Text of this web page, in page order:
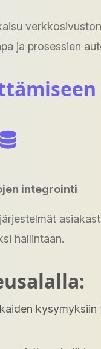
ja prosessien
integrointi
hallintaan.